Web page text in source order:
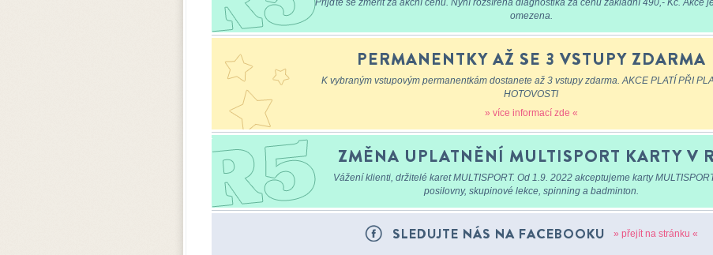
Přijďte se změřit za akční cenu. Nyní rozšířená diagnostika za cenu základní 490,- Kč. Akce
omezena.
PERMANENTKY AŽ SE 3 VSTUPY ZDARMA
K vybraným vstupovým permanentkám dostanete až 3 vstupy zdarma. AKCE PLATÍ PŘI
HOTOVOSTI
» více informací zde «
ZMĚNA UPLATNĚNÍ MULTISPORT KARTY V
Vážení klienti, držitelé karet MULTISPORT. Od 1.9. 2022 akceptujeme karty
posilovny, skupinové lekce, spinning a badminton.
SLEDUJTE NÁS NA FACEBOOKU » přejít na stránku «